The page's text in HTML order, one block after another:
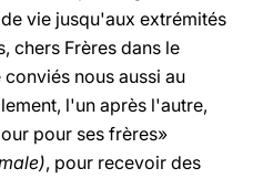
vie jusqu'aux extrémités
chers Frères dans le
nous aussi au
l'un après l'autre,
pour ses frères»
, pour recevoir des